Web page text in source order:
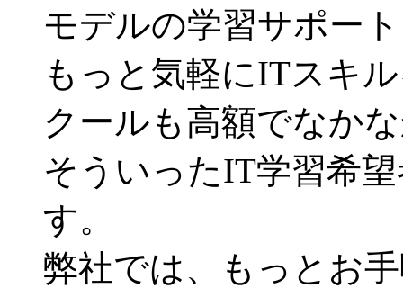
モデルの学習サポー
もっと気軽にITスキ
クールも高額でなか
そういったIT学習希
す。
弊社では、もっとお